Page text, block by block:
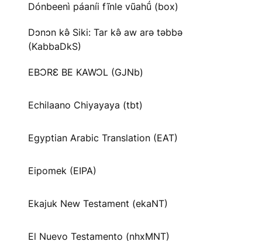
Dónbeenì páaníi fĩnle vũahṹ (box)
Dɔnɔn kə̂ Siki: Tar kə̂ aw arə təbbə
(KabbaDkS)
EBƆRƐ BE KAWƆL (GJNb)
Echilaano Chiyayaya (tbt)
Egyptian Arabic Translation (EAT)
Eipomek (EIPA)
Ekajuk New Testament (ekaNT)
El Nuevo Testamento (nhxMNT)